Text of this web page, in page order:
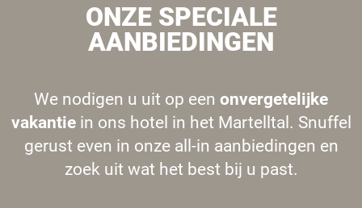
ONZE SPECIALE
AANBIEDINGEN
We nodigen u uit op een onvergetelijke
vakantiein ons hotel in het Martelltal. Snuffel
gerust even in onze all-in aanbiedingen en
zoek uit wat het best bij u past.